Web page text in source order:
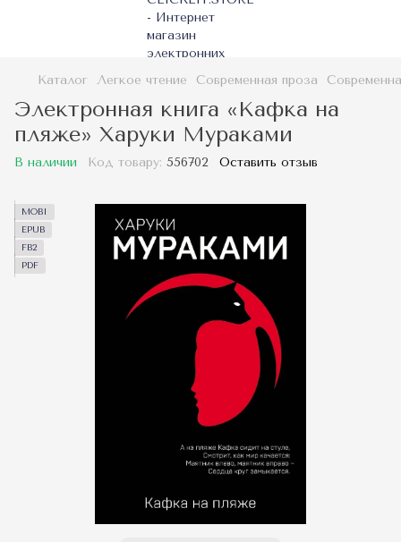
Каталог Легкое чтение Современная проза
Электронная книга «Кафка на
пляже» Харуки Мураками
В наличии Код товару: 556702 Оставить отзыв
MOBI
EPUB
FB2
PDF